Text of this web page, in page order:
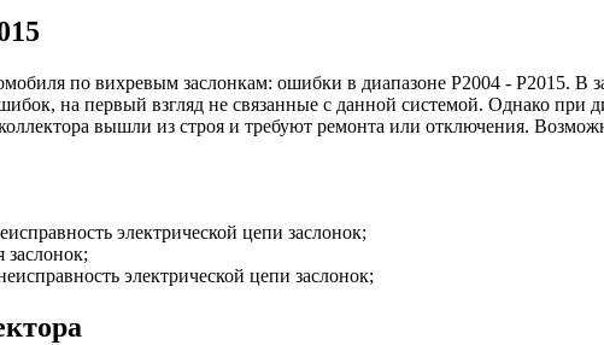
по вихревым заслонкам: ошибки в диапазоне P2004 - P2015. В
на первый взгляд не связанные с данной системой. Однако
вышли из строя и требуют ремонта или отключения.
электрической цепи заслонок;
заслонок;
электрической цепи заслонок;